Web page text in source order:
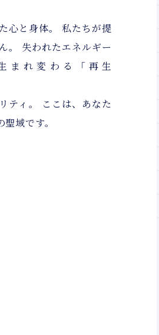
心と身体。 私たちが提
。 失われたエネルギー
まれ変わる「再生
ティ。 ここは、あなた
域です。